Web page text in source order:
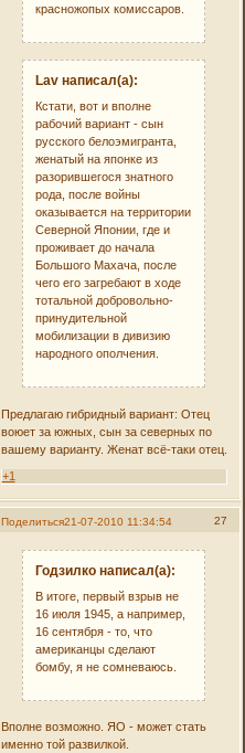
красножопых комиссаров.
Lav написал(а):
Кстати, вот и вполне
рабочий вариант - сын
русского белоэмигранта,
женатый на японке из
разорившегося знатного
рода, после войны
оказывается на территории
Северной Японии, где и
проживает до начала
Большого Махача, после
чего его загребают в ходе
тотальной добровольно-
принудительной
мобилизации в дивизию
народного ополчения.
Предлагаю гибридный вариант: Отец
воюет за южных, сын за северных по
вашему варианту. Женат всё-таки отец.
+1
Поделиться 27
21-07-2010 11:34:54
Годзилко написал(а):
В итоге, первый взрыв не
16 июля 1945, а например,
16 сентября - то, что
американцы сделают
бомбу, я не сомневаюсь.
Вполне возможно. ЯО - может стать
именно той развилкой.